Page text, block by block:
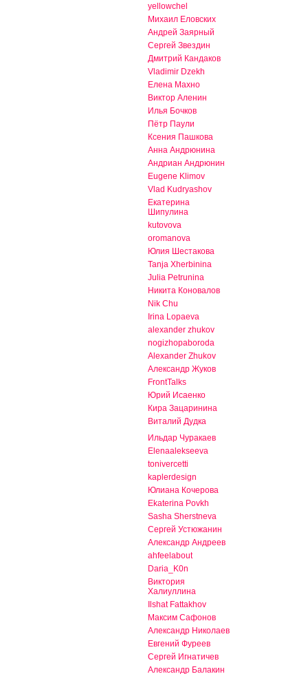
yellowchel
Михаил Еловских
Андрей Заярный
Сергей Звездин
Дмитрий Кандаков
Vladimir Dzekh
Елена Махно
Виктор Аленин
Илья Бочков
Пётр Паули
Ксения Пашкова
Анна Андрюнина
Андриан Андрюнин
Eugene Klimov
Vlad Kudryashov
Екатерина
Шипулина
kutovova
oromanova
Юлия Шестакова
Tanja Xherbinina
Julia Petrunina
Никита Коновалов
Nik Chu
Irina Lopaeva
alexander zhukov
nogizhopaboroda
Alexander Zhukov
Александр Жуков
FrontTalks
Юрий Исаенко
Кира Зацаринина
Виталий Дудка
Ильдар Чуракаев
Elenaalekseeva
tonivercetti
kaplerdesign
Юлиана Кочерова
Ekaterina Povkh
Sasha Sherstneva
Сергей Устюжанин
Александр Андреев
ahfeelabout
Daria_K0n
Виктория
Халиуллина
Ilshat Fattakhov
Максим Сафонов
Александр Николаев
Евгений Фуреев
Сергей Игнатичев
Александр Балакин